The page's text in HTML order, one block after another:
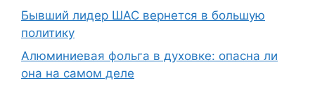
Бывший лидер ШАС вернется в большую
политику
Алюминиевая фольга в духовке: опасна ли
она на самом деле